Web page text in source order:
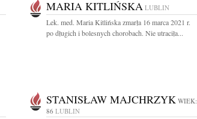
MARIA KITLIŃSKA LUBLIN
Lek. med. Maria Kitlińska zmarła 16 marca 2021 r.
po długich i bolesnych chorobach. Nie utraciła...
STANISŁAW MAJCHRZYK WIEK:
86 LUBLIN